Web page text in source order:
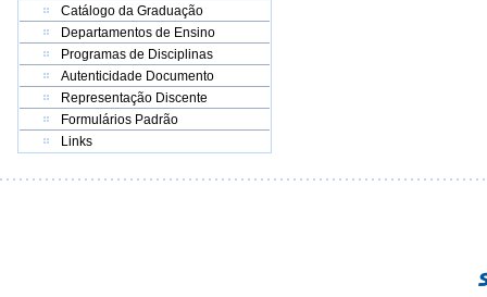
Catálogo da Graduação
Departamentos de Ensino
Programas de Disciplinas
Autenticidade Documento
Representação Discente
Formulários Padrão
Links